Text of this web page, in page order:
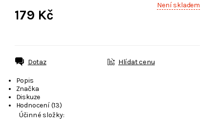
Není skladem
179 Kč
Dotaz Hlídat cenu
Popis
Značka
Diskuze
Hodnocení (13)
Účinné složky: